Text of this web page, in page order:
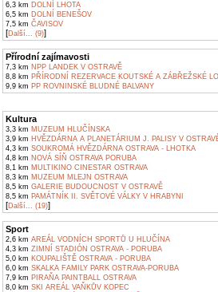
6,3 km DOLNÍ LHOTA
6,5 km DOLNÍ BENEŠOV
7,5 km ČAVISOV
[Další... (9)]
Přírodní zajímavosti
7,3 km NPP LANDEK V OSTRAVĚ
8,8 km PŘÍRODNÍ REZERVACE KOUTSKÉ A ZÁBŘEŽSKÉ
9,9 km PP ROVNINSKÉ BLUDNÉ BALVANY
Kultura
3,3 km MUZEUM HLUČÍNSKA
3,9 km HVĚZDÁRNA A PLANETÁRIUM J. PALISY V
4,3 km SOUKROMÁ HVĚZDÁRNA OSTRAVA - LHOTKA
4,8 km NOVÁ SÍŇ OSTRAVA PORUBA
8,1 km MULTIKINO CINESTAR OSTRAVA
8,3 km MUZEUM MLEJN OSTRAVA
8,5 km GALERIE BUDOUCNOST V OSTRAVĚ
8,5 km PAMÁTNÍK II. SVĚTOVÉ VÁLKY V HRABYNI
[Další... (19)]
Sport
2,6 km AREÁL VODNÍCH SPORTŮ U HLUČÍNA
4,3 km ZIMNÍ STADIÓN OSTRAVA - PORUBA
5,0 km KOUPALIŠTĚ OSTRAVA - PORUBA
6,0 km SKALKA FAMILY PARK OSTRAVA-PORUBA
7,9 km PIRAŇA PAINTBALL OSTRAVA
8,0 km SKI AREÁL VAŇKŮV KOPEC